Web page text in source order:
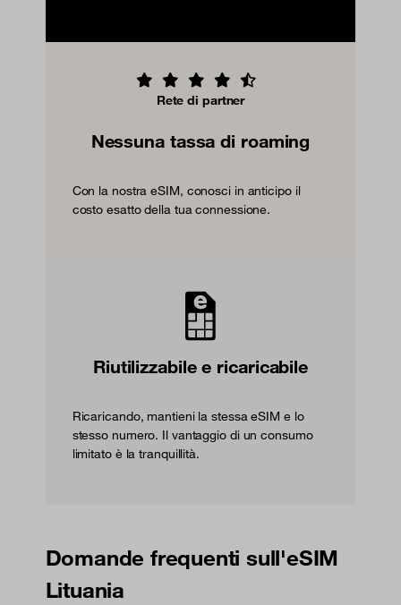
Rete di partner
Nessuna tassa di roaming
Con la nostra eSIM, conosci in anticipo il
costo esatto della tua connessione.
Riutilizzabile e ricaricabile
Ricaricando, mantieni la stessa eSIM e lo
stesso numero. Il vantaggio di un consumo
limitato è la tranquillità.
Domande frequenti sull'eSIM
Lituania